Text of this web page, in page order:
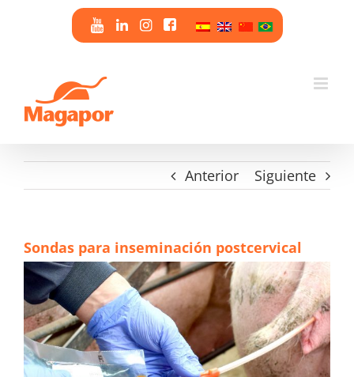
Anterior Siguiente
Sondas para inseminación postcervical